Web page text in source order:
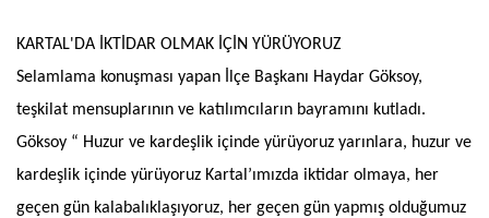
KARTAL'DA İKTİDAR OLMAK İÇİN YÜRÜYORUZ
Selamlama konuşması yapan İlçe Başkanı Haydar Göksoy,
teşkilat mensuplarının ve katılımcıların bayramını kutladı.
Göksoy “ Huzur ve kardeşlik içinde yürüyoruz yarınlara, huzur ve
kardeşlik içinde yürüyoruz Kartal’ımızda iktidar olmaya, her
geçen gün kalabalıklaşıyoruz, her geçen gün yapmış olduğumuz